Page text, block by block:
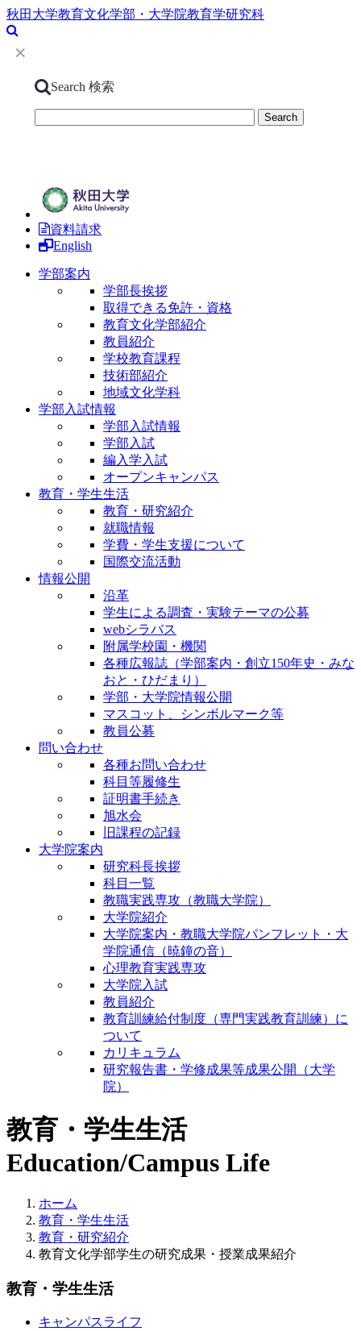
秋田大学教育文化学部・大学院教育学研究科
Search 検索
資料請求
English
学部案内
学部長挨拶
取得できる免許・資格
教育文化学部紹介
教員紹介
学校教育課程
技術部紹介
地域文化学科
学部入試情報
学部入試情報
学部入試
編入学入試
オープンキャンパス
教育・学生生活
教育・研究紹介
就職情報
学費・学生支援について
国際交流活動
情報公開
沿革
学生による調査・実験テーマの公募
webシラバス
附属学校園・機関
各種広報誌（学部案内・創立150年史・みな
おと・ひだまり）
学部・大学院情報公開
マスコット、シンボルマーク等
教員公募
問い合わせ
各種お問い合わせ
科目等履修生
証明書手続き
旭水会
旧課程の記録
大学院案内
研究科長挨拶
科目一覧
教職実践専攻（教職大学院）
大学院紹介
大学院案内・教職大学院パンフレット・大
学院通信（暁鐘の音）
心理教育実践専攻
大学院入試
教員紹介
教育訓練給付制度（専門実践教育訓練）に
ついて
カリキュラム
研究報告書・学修成果等成果公開（大学
院）
教育・学生生活
Education/Campus Life
ホーム
教育・学生生活
教育・研究紹介
教育文化学部学生の研究成果・授業成果紹介
教育・学生生活
キャンパスライフ